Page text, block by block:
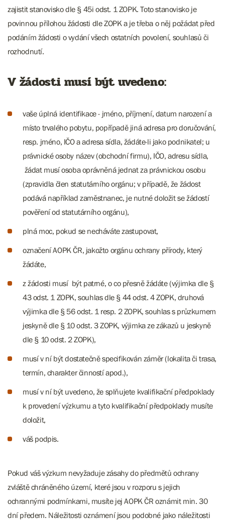
zajistit stanovisko dle § 45i odst. 1 ZOPK. Toto stanovisko je
povinnou přílohou žádosti dle ZOPK a je třeba o něj požádat před
podáním žádosti o vydání všech ostatních povolení, souhlasů či
rozhodnutí.
V žádosti musí být uvedeno:
vaše úplná identifikace - jméno, příjmení, datum narození a
místo trvalého pobytu, popřípadě jiná adresa pro doručování,
resp. jméno, IČO a adresa sídla, žádáte-li jako podnikatel; u
právnické osoby název (obchodní firmu), IČO, adresu sídla,
žádat musí osoba oprávněná jednat za právnickou osobu
(zpravidla člen statutárního orgánu; v případě, že žádost
podává například zaměstnanec, je nutné doložit se žádostí
pověření od statutárního orgánu),
plná moc, pokud se necháváte zastupovat,
označení AOPK ČR, jakožto orgánu ochrany přírody, který
žádáte,
z žádosti musí být patrné, o co přesně žádáte (výjimka dle §
43 odst. 1 ZOPK, souhlas dle § 44 odst. 4 ZOPK, druhová
výjimka dle § 56 odst. 1 resp. 2 ZOPK, souhlas s průzkumem
jeskyně dle § 10 odst. 3 ZOPK, výjimka ze zákazů u jeskyně
dle § 10 odst. 2 ZOPK),
musí v ní být dostatečně specifikován záměr (lokalita či trasa,
termín, charakter činností apod.),
musí v ní být uvedeno, že splňujete kvalifikační předpoklady
k provedení výzkumu a tyto kvalifikační předpoklady musíte
doložit,
váš podpis.
Pokud váš výzkum nevyžaduje zásahy do předmětů ochrany
zvláště chráněného území, které jsou v rozporu s jejich
ochrannými podmínkami, musíte jej AOPK ČR oznámit min. 30
dní předem. Náležitosti oznámení jsou podobné jako náležitosti